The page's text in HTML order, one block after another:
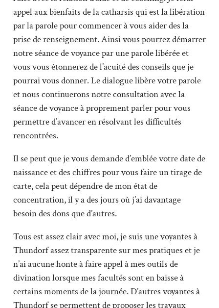
appel aux bienfaits de la catharsis qui est la libération
par la parole pour commencer à vous aider des la
prise de renseignement. Ainsi vous pourrez démarrer
notre séance de voyance par une parole libérée et
vous vous étonnerez de l’acuité des conseils que je
pourrai vous donner. Le dialogue libère votre parole
et nous continuerons notre consultation avec la
séance de voyance à proprement parler pour vous
permettre d’avancer en résolvant les difficultés
rencontrées.
Il se peut que je vous demande d’emblée votre date de
naissance et des chiffres pour vous faire un tirage de
carte, cela peut dépendre de mon état de
concentration, il y a des jours où j’ai davantage
besoin des dons que d’autres.
Tous est assez clair avec moi, je suis une voyantes à
Thundorf assez transparente sur mes pratiques et je
n’ai aucune honte à faire appel à mes outils de
divination lorsque mes facultés sont en baisse à
certains moments de la journée. D’autres voyantes à
Thundorf se permettent de proposer les travaux